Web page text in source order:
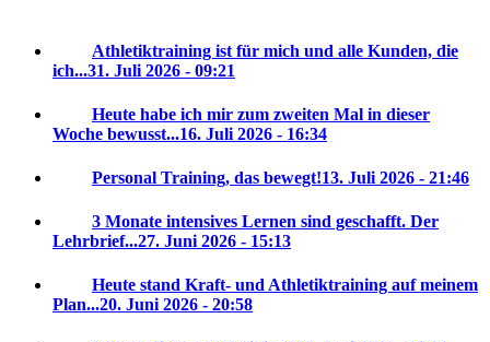
Athletiktraining ist für mich und alle Kunden, die
ich...31. Juli 2026 - 09:21
Heute habe ich mir zum zweiten Mal in dieser
Woche bewusst...16. Juli 2026 - 16:34
Personal Training, das bewegt!13. Juli 2026 - 21:46
3 Monate intensives Lernen sind geschafft. Der
Lehrbrief...27. Juni 2026 - 15:13
Heute stand Kraft- und Athletiktraining auf meinem
Plan...20. Juni 2026 - 20:58